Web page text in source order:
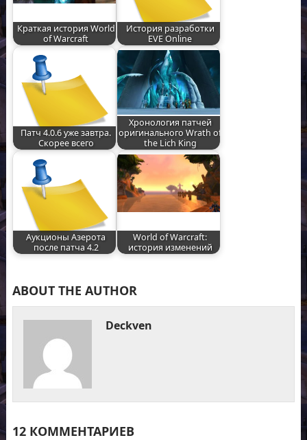
Краткая история World
of Warcraft
История разработки
EVE Online
Патч 4.0.6 уже завтра.
Скорее всего
Хронология патчей
оригинального Wrath of
the Lich King
Аукционы Азерота
после патча 4.2
World of Warcraft:
история изменений
ABOUT THE AUTHOR
Deckven
12 КОММЕНТАРИЕВ